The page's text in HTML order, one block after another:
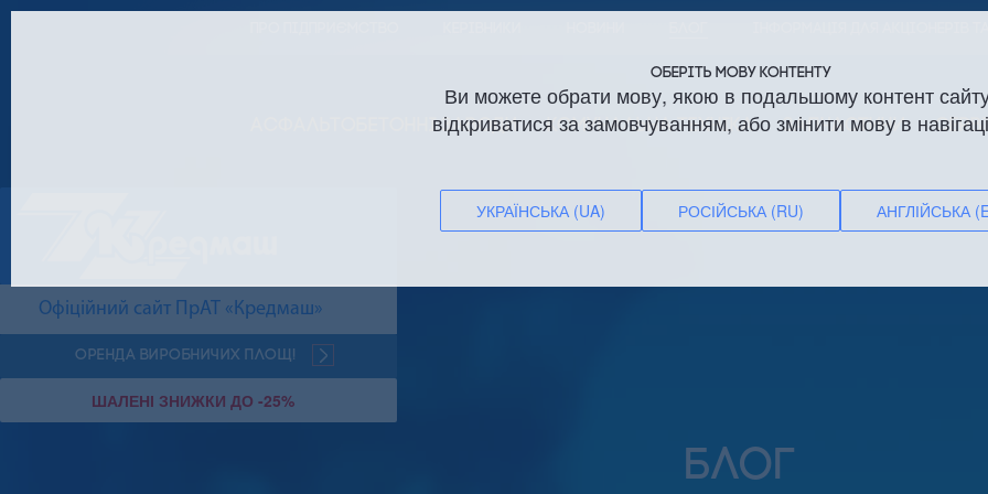
Офіційний сайт ПрАТ «Кредмаш»
Оренда виробничих площ!
ШАЛЕНІ ЗНИЖКИ ДО -25%
АСФАЛЬТОБЕТОННІ ЗАВОДИ КОМУНАЛЬНА ТЕХНІКА ЗАПЧАСТИНИ
БЛОГ
ОБЕРІТЬ МОВУ КОНТЕНТУ
Ви можете обрати мову, якою в подальшому контент
відкриватися за замовчуванням, або змінити мову в
УКРАЇНСЬКА (UA) РОСІЙСЬКА (RU) АНГЛІЙСЬКА